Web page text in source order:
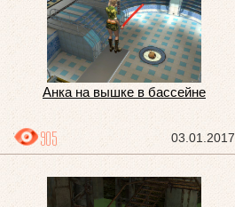
Анка на вышке в бассейне
03.01.2017
905